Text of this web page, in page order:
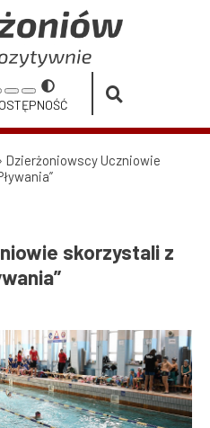
Reset
font
size
Decrease
size
Przełącz
na
Dzierżoniowscy Uczniowie
skorzystali z